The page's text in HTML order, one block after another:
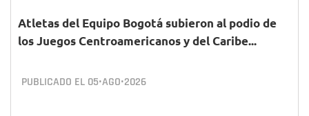
Atletas del Equipo Bogotá subieron al podio de
los Juegos Centroamericanos y del Caribe...
PUBLICADO EL 05•AGO•2026